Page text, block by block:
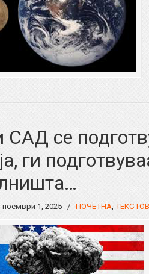
се
ги
ноември 1, 2025 / ПОЧЕТНА,